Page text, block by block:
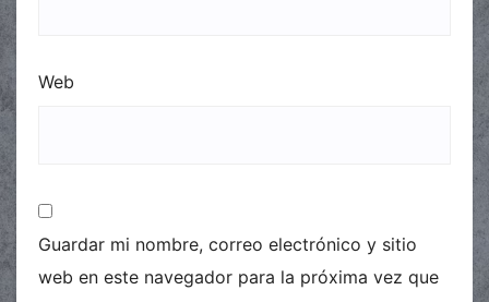
Web
Guardar mi nombre, correo electrónico y sitio
web en este navegador para la próxima vez que